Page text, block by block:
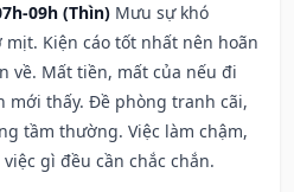
09h (Thìn) Mưu sự khó
Kiện cáo tốt nhất nên hoãn
về. Mất tiền, mất của nếu đi
thấy. Đề phòng tranh cãi,
tầm thường. Việc làm chậm,
gì đều cần chắc chắn.